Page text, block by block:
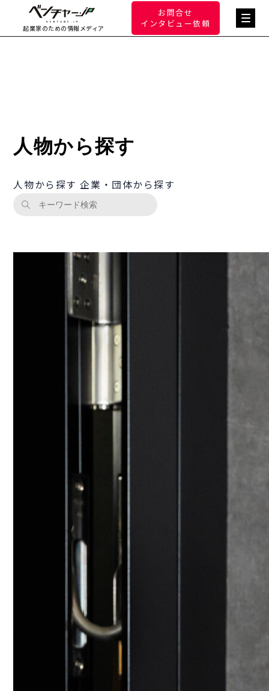
起業家のための情報メディア
お問合せ
インタビュー依頼
人物から探す
人物から探す 企業・団体から探す